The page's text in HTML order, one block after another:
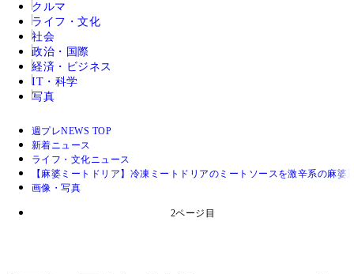
クルマ
ライフ・文化
社会
政治・国際
経済・ビジネス
IT・科学
写真
週プレNEWS TOP
新着ニュース
ライフ・文化ニュース
【麻婆ミートドリア】冷凍ミートドリアのミートソースを激辛系の麻
画像・写真
2ページ目